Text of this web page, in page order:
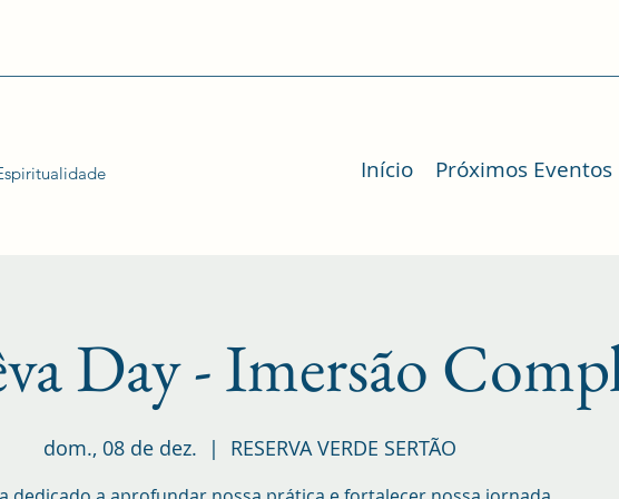
Início Próximos Eventos
Day - Imersão
dom., 08 de dez.
  |
RESERVA VERDE SERTÃO